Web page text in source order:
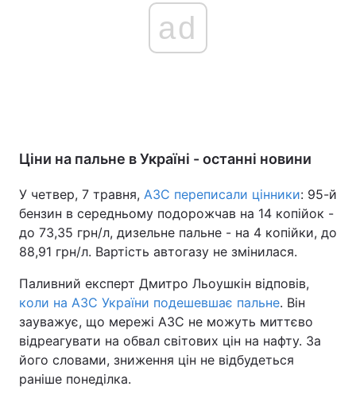
ad
Ціни на пальне в Україні - останні новини
У четвер, 7 травня, АЗС переписали цінники: 95-й
бензин в середньому подорожчав на 14 копійок -
до 73,35 грн/л, дизельне пальне - на 4 копійки, до
88,91 грн/л. Вартість автогазу не змінилася.
Паливний експерт Дмитро Льоушкін відповів,
коли на АЗС України подешевшає пальне. Він
зауважує, що мережі АЗС не можуть миттєво
відреагувати на обвал світових цін на нафту. За
його словами, зниження цін не відбудеться
раніше понеділка.